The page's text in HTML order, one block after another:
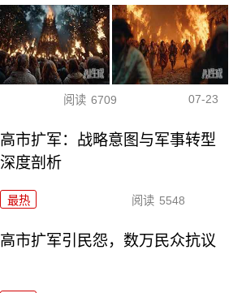
阅读 6709 07-23
高市扩军：战略意图与军事转型
深度剖析
最热 阅读 5548
高市扩军引民怨，数万民众抗议